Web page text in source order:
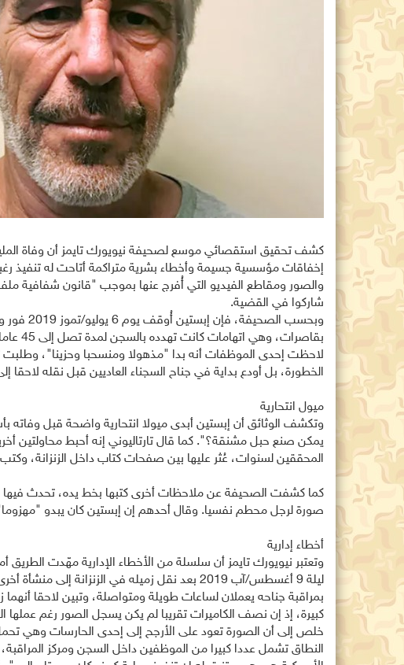
كشف تحقيق استقصائي موسع لصحيفة نيويورك تايمز أن وفاة
شاركوا في القضية.
وبحسب
لاحظت إحدى الموظفات أنه بدا "مذهولا ومنسحبا وحزينا"، وطلبت
الخطورة، بل أودع بداية في جناح السجناء العاديين قبل نقله لاحقا
ميول انتحارية
وتكشف الوثائق أن إبستين أبدى ميولا انتحارية واضحة قبل وفاته
يمكن صنع حبل مشنقة؟". كما قال تارتاليوني إنه أحبط محاولتين
المحققين لسنوات، عُثر عليها بين صفحات كتاب داخل الزنزانة،
كما كشفت الصحيفة عن ملاحظات أخرى كتبها بخط يده، تحدث
صورة لرجل محطم نفسيا. وقال أحدهم إن إبستين كان يبدو "مهزوما"،
أخطاء إدارية
وتعتبر نيويورك تايمز أن سلسلة من الأخطاء الإدارية مهّدت
ليلة 9 أغسطس/آب 2019 بعد نقل زميله في
بمراقبة جناحه يعملان لساعات طويلة ومتواصلة، وتبين لاحقا
كبيرة، إذ إن نصف الكاميرات تقريبا لم يكن يسجل الصور رغم
خلص إلى أن الصورة تعود على الأرجح إلى إحدى الحارسات وهي
النطاق تشمل عددا كبيرا من الموظفين داخل السجن ومركز